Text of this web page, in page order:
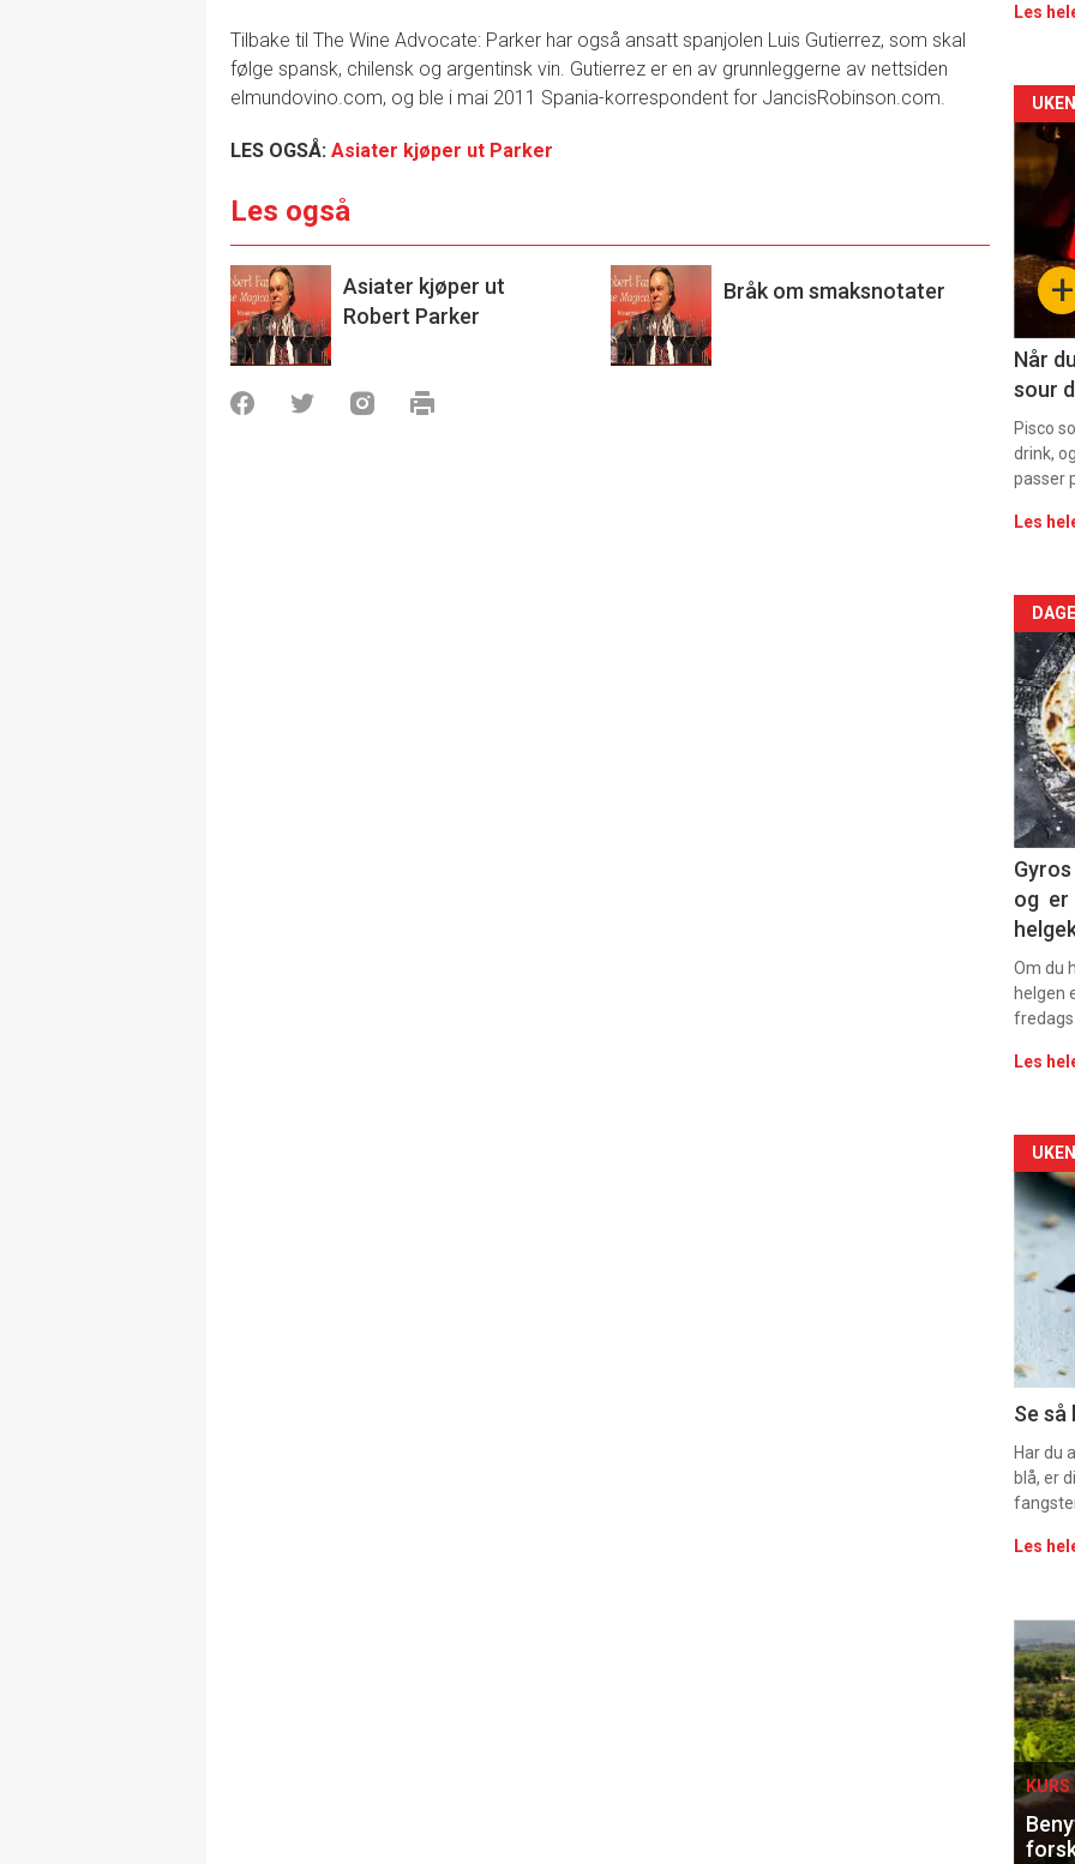
Tilbake til The Wine Advocate: Parker har også ansatt spanjolen Luis Gutierrez, som skal
følge spansk, chilensk og argentinsk vin. Gutierrez er en av grunnleggerne av nettsiden
elmundovino.com, og ble i mai 2011 Spania-korrespondent for JancisRobinson.com.
LES OGSÅ: Asiater kjøper ut Parker
Les også
Asiater kjøper ut
Robert Parker
Bråk om smaksnotater
Les
11
rett
+
Når
sour
Pisco
drink,
passer
Les
-
11
rett
2
og er
Om du
helgen
Les
-
11
vin
Se
Har du
blå, er
Les